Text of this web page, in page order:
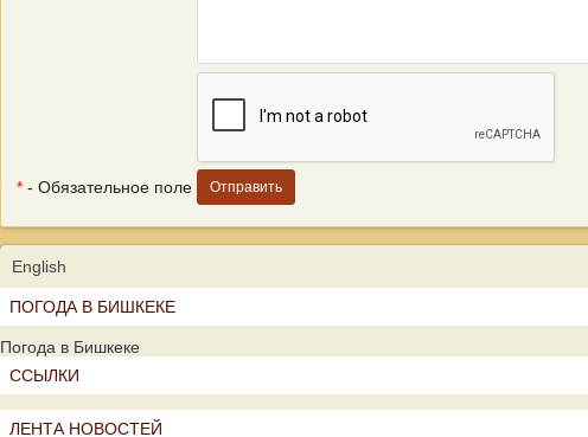
* - Обязательное поле
English
ПОГОДА В БИШКЕКЕ
Погода в Бишкеке
ССЫЛКИ
ЛЕНТА НОВОСТЕЙ